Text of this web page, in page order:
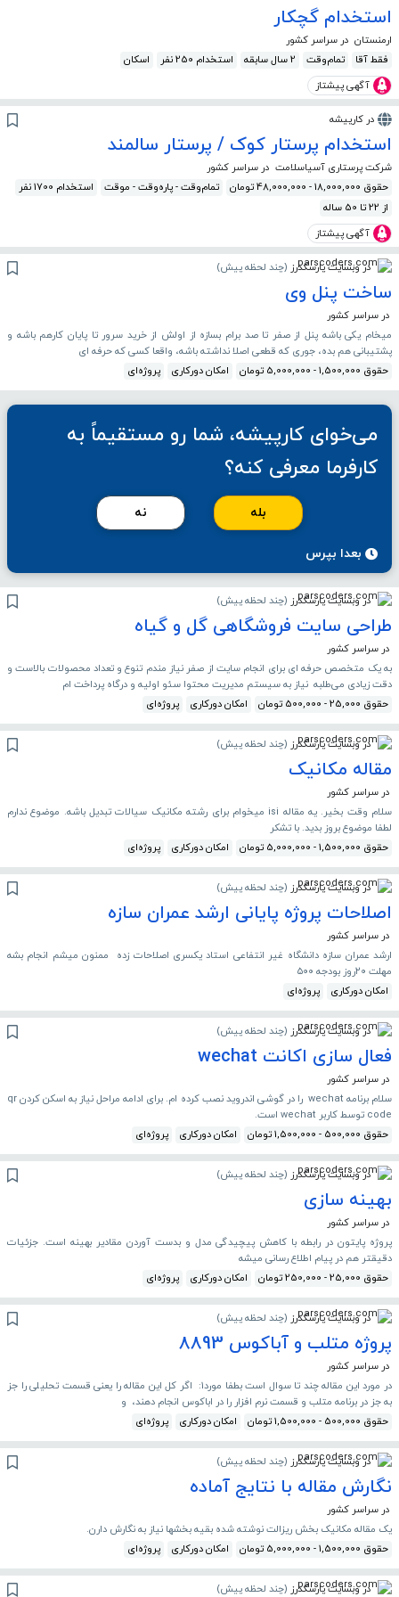
استخدام گچکار
ارمنستان در سراسر کشور
فقط آقا
تمام‌وقت 2 سال سابقه استخدام 250 نفر
اسکان
آگهی پیشتاز
در کارپیشه
استخدام پرستار کوک / پرستار سالمند
شرکت پرستاری آسیاسلامت در سراسر کشور
حقوق 18,000,000 - 48,000,000 تومان
تمام‌وقت - پاره‌وقت - موقت
استخدام 1700 نفر
از 22 تا 50 ساله
آگهی پیشتاز
در وبسایت پارسکدرز (چند لحظه پیش)
ساخت پنل وی
در سراسر کشور
میخام یکی باشه پنل از صفر تا صد برام بسازه از اولش از خرید سرور تا پایان کارهم باشه و
پشتیبانی هم بده، جوری که قطعی اصلا نداشته باشه، واقعا کسی که حرفه ای
حقوق 1,500,000 - 5,000,000 تومان
امکان دورکاری پروژه‌ای
می‌خوای کارپیشه، شما رو مستقیماً به
کارفرما معرفی کنه؟
بله نه
بعدا بپرس
در وبسایت پارسکدرز (چند لحظه پیش)
طراحی سایت فروشگاهی گل و گیاه
در سراسر کشور
به یک متخصص حرفه ای برای انجام سایت از صفر نیاز مندم تنوع و تعداد محصولات بالاست و
دقت زیادی می‌طلبه نیاز به سیستم مدیریت محتوا سئو اولیه و درگاه پرداخت ام
حقوق 25,000 - 500,000 تومان
امکان دورکاری پروژه‌ای
در وبسایت پارسکدرز (چند لحظه پیش)
مقاله مکانیک
در سراسر کشور
سلام وقت بخیر. یه مقاله isi میخوام برای رشته مکانیک سیالات تبدیل باشه. موضوع ندارم
لطفا موضوع بروز بدید. با تشکر
حقوق 1,500,000 - 5,000,000 تومان
امکان دورکاری پروژه‌ای
در وبسایت پارسکدرز (چند لحظه پیش)
اصلاحات پروژه پایانی ارشد عمران سازه
در سراسر کشور
ارشد عمران سازه دانشگاه غیر انتفاعی استاد یکسری اصلاحات زده ممنون میشم انجام بشه
مهلت ۲۰روز بودجه ۵۰۰
امکان دورکاری
پروژه‌ای
در وبسایت پارسکدرز (چند لحظه پیش)
فعال سازی اکانت wechat
در سراسر کشور
سلام برنامه wechat را در گوشی اندروید نصب کرده ام. برای ادامه مراحل نیاز به اسکن کردن qr
code توسط کاربر wechat است.
حقوق 500,000 - 1,500,000 تومان
امکان دورکاری پروژه‌ای
در وبسایت پارسکدرز (چند لحظه پیش)
بهینه سازی
در سراسر کشور
پروژه پایتون در رابطه با کاهش پیچیدگی مدل و بدست آوردن مقادیر بهینه است. جزئیات
دقیقتر هم در پیام اطلاع رسانی میشه
حقوق 25,000 - 250,000 تومان
امکان دورکاری پروژه‌ای
در وبسایت پارسکدرز (چند لحظه پیش)
پروژه متلب و آباکوس 8893
در سراسر کشور
در مورد این مقاله چند تا سوال است بطفا مورد1: اگر کل این مقاله را یعنی قسمت تحلیلی را جز
به جز در برنامه متلب و قسمت نرم افزار را در اباکوس انجام دهند، و
حقوق 500,000 - 1,500,000 تومان
امکان دورکاری پروژه‌ای
در وبسایت پارسکدرز (چند لحظه پیش)
نگارش مقاله با نتایج آماده
در سراسر کشور
یک مقاله مکانیک بخش ریزالت نوشته شده بقیه بخشها نیاز به نگارش دارن.
حقوق 1,500,000 - 5,000,000 تومان
امکان دورکاری پروژه‌ای
در وبسایت پارسکدرز (چند لحظه پیش)